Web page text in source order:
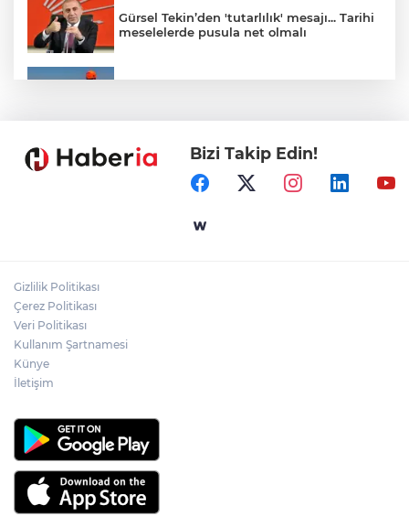
Gürsel Tekin’den 'tutarlılık' mesajı... Tarihi
meselelerde pusula net olmalı
Samsun’da Alaçam'a yeni yaşam alanı
Yapay zekada onlarca uygulamanın
Bizi Takip Edin!
Gizlilik Politikası
Çerez Politikası
Veri Politikası
Kullanım Şartnamesi
Künye
İletişim